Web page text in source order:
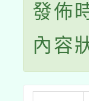
發佈
內容